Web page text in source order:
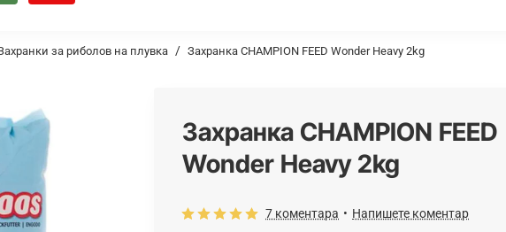
за риболов на плувка Захранка CHAMPION FEED Wonder Heavy 2kg
Захранка CHAMPION FEED
Wonder Heavy 2kg
7 коментара • Напишете коментар